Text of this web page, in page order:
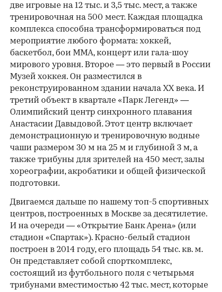
две игровые на 12 тыс. и 3,5 тыс. мест, а также
тренировочная на 500 мест. Каждая площадка
комплекса способна трансформироваться под
мероприятие любого формата: хоккей,
баскетбол, бои MMA, концерт или гала-шоу
мирового уровня. Второе — это первый в России
Музей хоккея. Он разместился в
реконструированном здании начала XX века. И
третий объект в квартале «Парк Легенд» —
Олимпийский центр синхронного плавания
Анастасии Давыдовой. Этот центр включает
демонстрационную и тренировочную водные
чаши размером 30 м на 25 м и глубиной 3 м, а
также трибуны для зрителей на 450 мест, залы
хореографии, акробатики и общей физической
подготовки.
Двигаемся дальше по нашему топ-5 спортивных
центров, построенных в Москве за десятилетие.
И на очереди — «Открытие Банк Арена» (или
стадион «Спартак»). Красно-белый стадион
построен в 2014 году, его площадь 54 тыс. кв. м.
Он представляет собой спорткомплекс,
состоящий из футбольного поля с четырьмя
трибунами вместимостью 42 тыс. мест, которые